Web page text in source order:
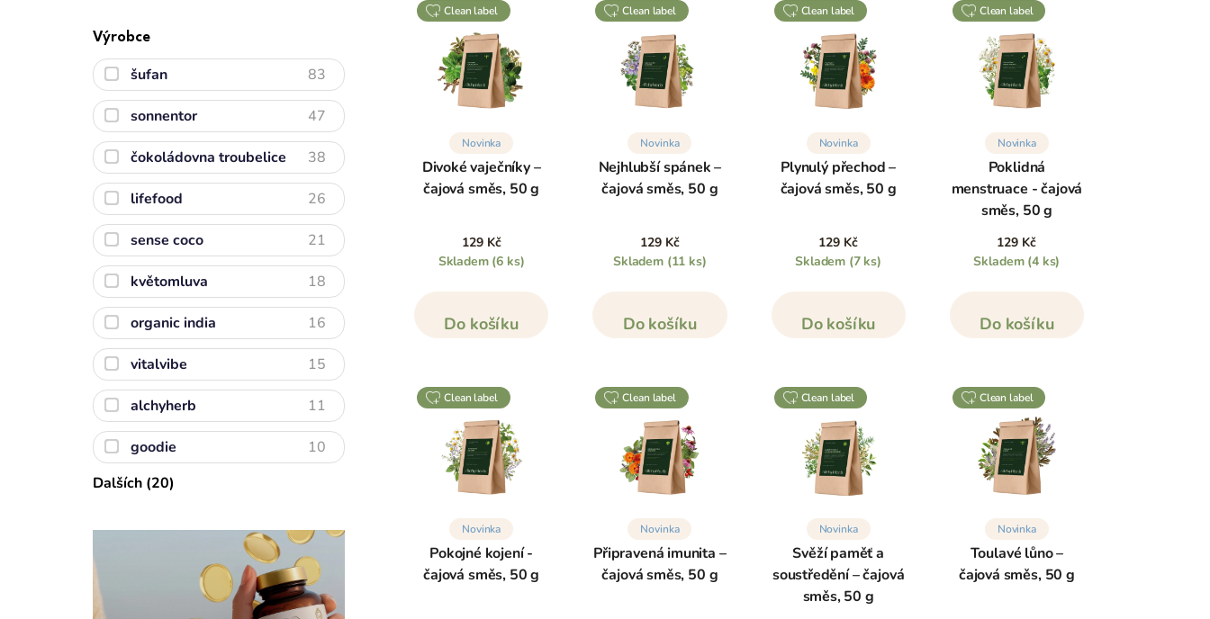
Výrobce
šufan 83
sonnentor 47
čokoládovna troubelice 38
lifefood 26
sense coco 21
květomluva 18
organic india 16
vitalvibe 15
alchyherb 11
goodie
10
Dalších (20)
clean label
Novinka
Divoké vaječníky –
čajová směs, 50 g
129 Kč
Skladem (6 ks)
Do košíku
clean label
Novinka
Nejhlubší spánek –
čajová směs, 50 g
129 Kč
Skladem (11 ks)
Do košíku
clean label
Novinka
Plynulý přechod –
čajová směs, 50 g
129 Kč
Skladem (7 ks)
Do košíku
clean label
Novinka
Poklidná
menstruace - čajová
směs, 50 g
129 Kč
Skladem (4 ks)
Do košíku
clean label
Novinka
Pokojné kojení -
čajová směs, 50 g
clean label
Novinka
Připravená imunita –
čajová směs, 50 g
clean label
Novinka
Svěží paměť a
soustředění – čajová
směs, 50 g
clean label
Novinka
Toulavé lůno –
čajová směs, 50 g